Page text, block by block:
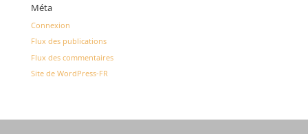
Méta
Connexion
Flux des publications
Flux des commentaires
Site de WordPress-FR